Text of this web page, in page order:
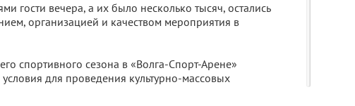
гости вечера, а их было несколько тысяч, остались
организацией и качеством мероприятия в
спортивного сезона в «Волга-Спорт-Арене»
для проведения культурно-массовых